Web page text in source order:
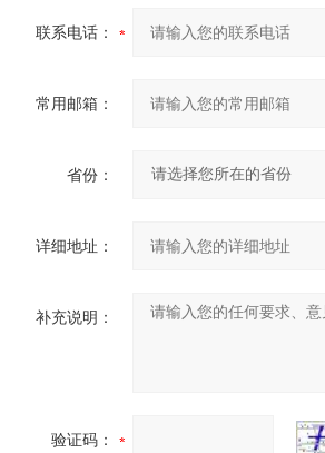
联系电话：
常用邮箱：
省份：
详细地址：
补充说明：
验证码：